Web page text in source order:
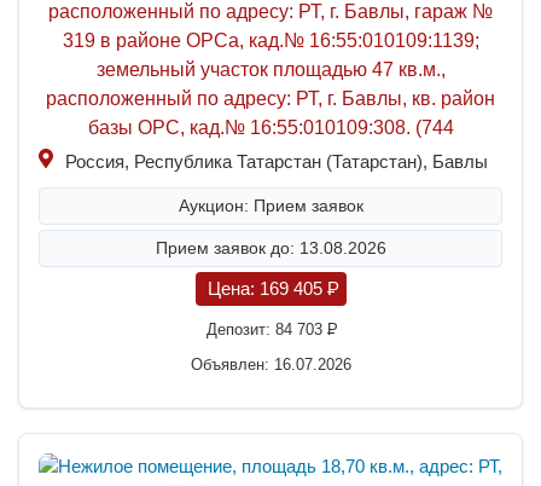
расположенный по адресу: РТ, г. Бавлы, гараж №
319 в районе ОРСа, кад.№ 16:55:010109:1139;
земельный участок площадью 47 кв.м.,
расположенный по адресу: РТ, г. Бавлы, кв. район
базы ОРС, кад.№ 16:55:010109:308. (744
Россия, Республика Татарстан (Татарстан), Бавлы
Аукцион: Прием заявок
Прием заявок до: 13.08.2026
Цена: 169 405 P
Депозит: 84 703P
Объявлен: 16.07.2026